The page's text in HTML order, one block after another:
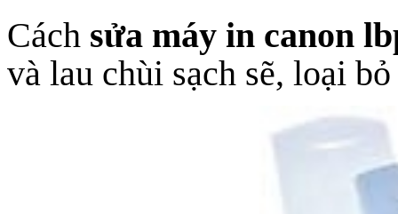
Cách sửa máy in canon
và lau chùi sạch sẽ, loại